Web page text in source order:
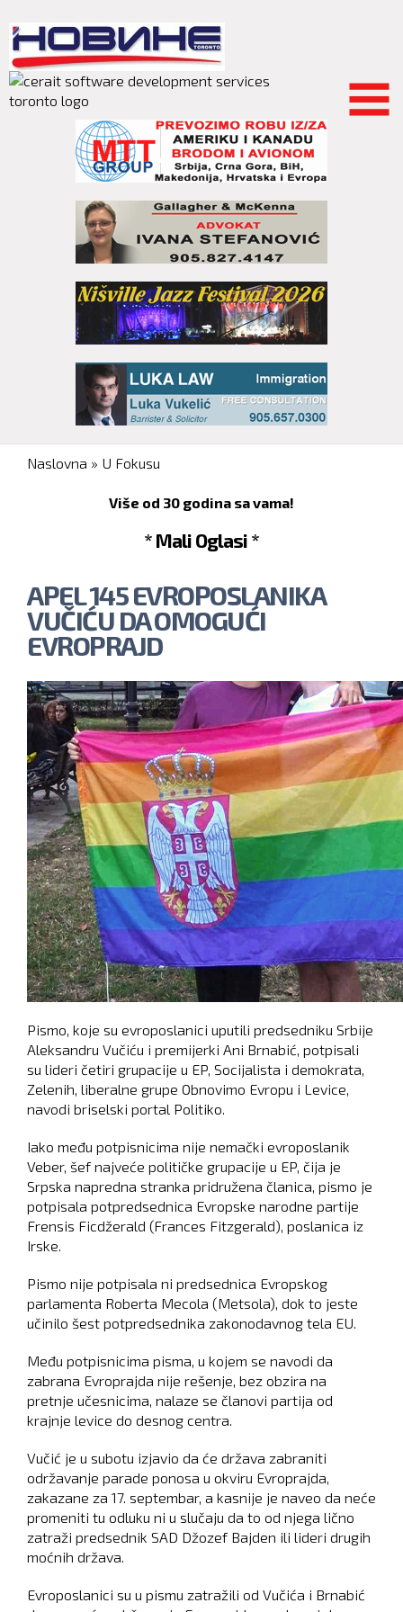
main
content
You are here
Naslovna » U Fokusu
Više od 30 godina sa vama!
* Mali Oglasi *
APEL 145 EVROPOSLANIKA
VUČIĆU DA OMOGUĆI
EVROPRAJD
Pismo, koje su evroposlanici uputili predsedniku Srbije
Aleksandru Vučiću i premijerki Ani Brnabić, potpisali
su lideri četiri grupacije u EP, Socijalista i demokrata,
Zelenih, liberalne grupe Obnovimo Evropu i Levice,
navodi briselski portal Politiko.
Iako među potpisnicima nije nemački evroposlanik
Veber, šef najveće političke grupacije u EP, čija je
Srpska napredna stranka pridružena članica, pismo je
potpisala potpredsednica Evropske narodne partije
Frensis Ficdžerald (Frances Fitzgerald), poslanica iz
Irske.
Pismo nije potpisala ni predsednica Evropskog
parlamenta Roberta Mecola (Metsola), dok to jeste
učinilo šest potpredsednika zakonodavnog tela EU.
Među potpisnicima pisma, u kojem se navodi da
zabrana Evroprajda nije rešenje, bez obzira na
pretnje učesnicima, nalaze se članovi partija od
krajnje levice do desnog centra.
Vučić je u subotu izjavio da će država zabraniti
održavanje parade ponosa u okviru Evroprajda,
zakazane za 17. septembar, a kasnije je naveo da neće
promeniti tu odluku ni u slučaju da to od njega lično
zatraži predsednik SAD Džozef Bajden ili lideri drugih
moćnih država.
Evroposlanici su u pismu zatražili od Vučića i Brnabić